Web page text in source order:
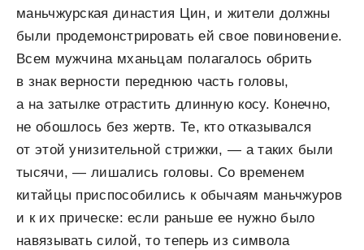
маньчжурская династия Цин, и жители должны
были продемонстрировать ей свое повиновение.
Всем мужчина мханьцам полагалось обрить
в знак верности переднюю часть головы,
а на затылке отрастить длинную косу. Конечно,
не обошлось без жертв. Те, кто отказывался
от этой унизительной стрижки, — а таких были
тысячи, — лишались головы. Со временем
китайцы приспособились к обычаям маньчжуров
и к их прическе: если раньше ее нужно было
навязывать силой, то теперь из символа